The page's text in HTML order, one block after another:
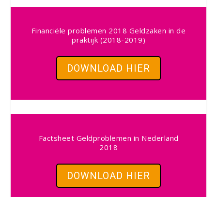
Financiële problemen 2018 Geldzaken in de
praktijk (2018-2019)
DOWNLOAD HIER
Factsheet Geldproblemen in Nederland
2018
DOWNLOAD HIER